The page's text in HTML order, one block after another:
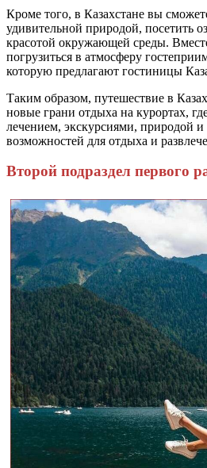
Кроме того, в Казахстане вы
удивительной природой, посетить
красотой окружающей среды.
погрузиться в атмосферу
которую предлагают гостиницы
Таким образом, путешествие в
новые грани отдыха на курортах,
лечением, экскурсиями, природой
возможностей для отдыха и
Второй подраздел первого